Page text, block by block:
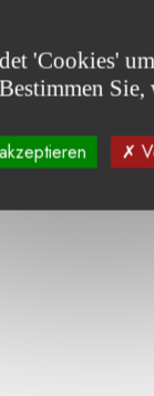
von der
'Cookies'